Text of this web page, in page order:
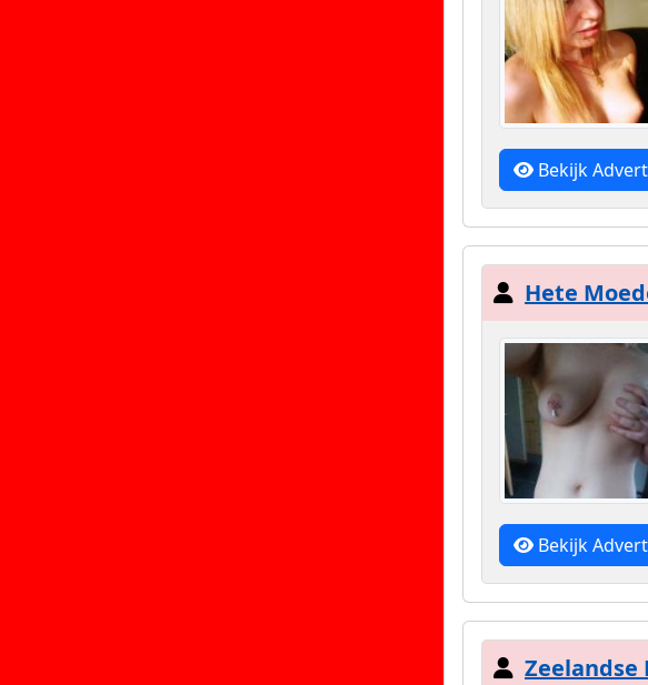
Bekijk
Hete
Bekijk
Zeelandse